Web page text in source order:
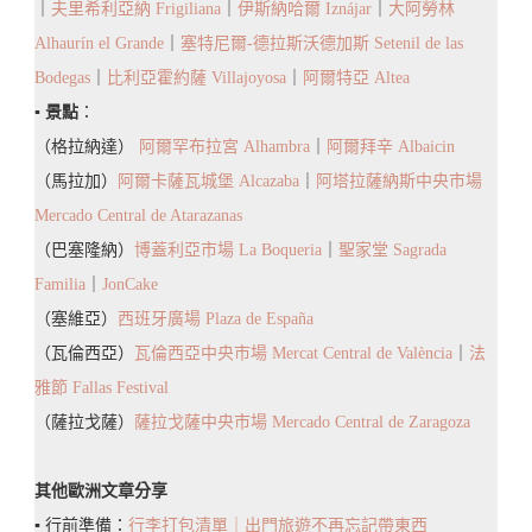
夫里希利亞納 Frigiliana 伊斯納哈爾 Iznájar
大阿勞林
Alhaurín el Grande
塞特尼爾-德拉斯沃德加斯 Setenil de las
Bodegas
比利亞霍約薩 Villajoyosa
阿爾特亞 Altea
▪️ 景點 ：
（格拉納達）
阿爾罕布拉宮 Alhambra
阿爾拜辛 Albaicin
（馬拉加）
阿爾卡薩瓦城堡 Alcazaba
阿塔拉薩納斯中央市場
Mercado Central de Atarazanas
（巴塞隆納） 博蓋利亞市場 La Boqueria
聖家堂 Sagrada
Familia
JonCake
（塞維亞） 西班牙廣場 Plaza de España
（瓦倫西亞） 瓦倫西亞中央市場 Mercat Central de València
法
雅節 Fallas Festival
（薩拉戈薩） 薩拉戈薩中央市場 Mercado Central de Zaragoza
其他歐洲文章分享
▪️ 行前準備： 行李打包清單｜出門旅遊不再忘記帶東西